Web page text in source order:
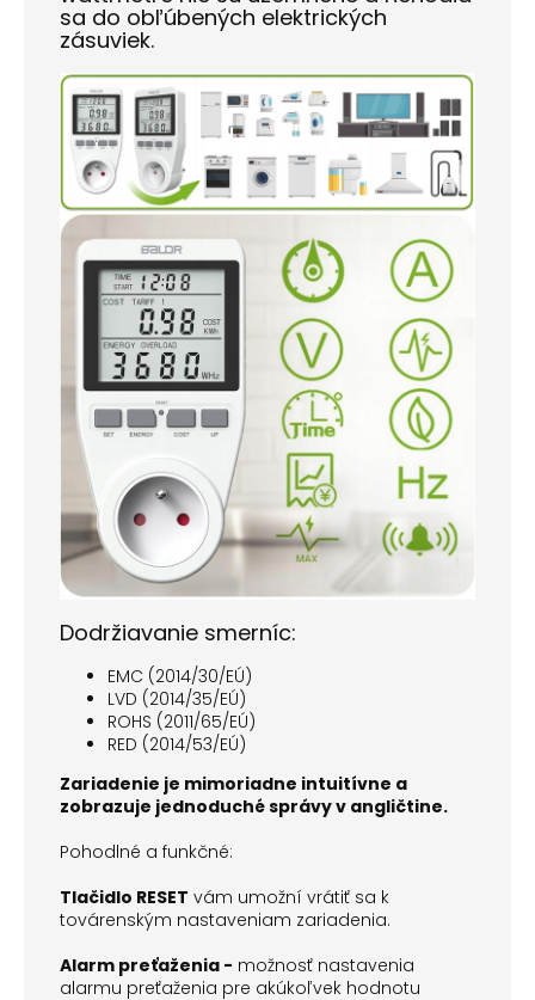
sa do obľúbených elektrických
zásuviek.
Dodržiavanie smerníc:
EMC (2014/30/EÚ)
LVD (2014/35/EÚ)
ROHS (2011/65/EÚ)
RED (2014/53/EÚ)
Zariadenie je mimoriadne intuitívne a
zobrazuje jednoduché správy v angličtine.
Pohodlné a funkčné:
Tlačidlo RESET vám umožní vrátiť sa k
továrenským nastaveniam zariadenia.
Alarm preťaženia - možnosť nastavenia
alarmu preťaženia pre akúkoľvek hodnotu